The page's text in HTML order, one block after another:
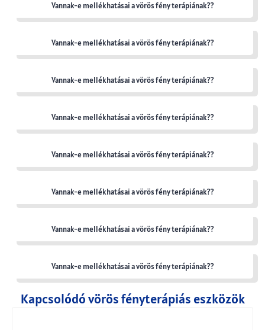
Vannak-e mellékhatásai a vörös fény terápiának??
Vannak-e mellékhatásai a vörös fény terápiának??
Vannak-e mellékhatásai a vörös fény terápiának??
Vannak-e mellékhatásai a vörös fény terápiának??
Vannak-e mellékhatásai a vörös fény terápiának??
Vannak-e mellékhatásai a vörös fény terápiának??
Vannak-e mellékhatásai a vörös fény terápiának??
Vannak-e mellékhatásai a vörös fény terápiának??
Kapcsolódó vörös fényterápiás eszközök